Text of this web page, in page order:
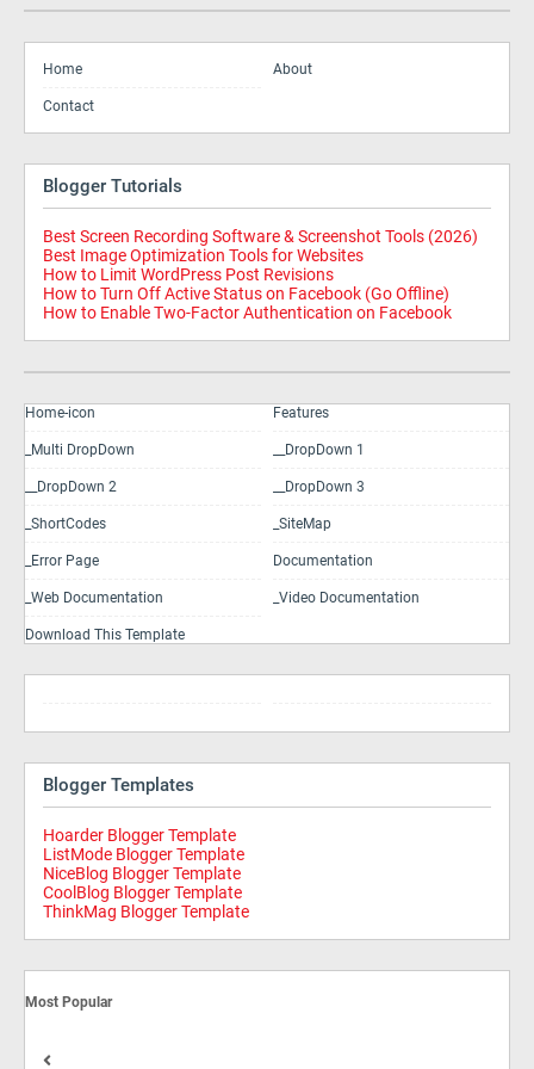
Home About
Contact
Blogger Tutorials
Best Screen Recording Software & Screenshot Tools (2026)
Best Image Optimization Tools for Websites
How to Limit WordPress Post Revisions
How to Turn Off Active Status on Facebook (Go Offline)
How to Enable Two-Factor Authentication on Facebook
Home-icon Features
_Multi DropDown __DropDown 1
__DropDown 2 __DropDown 3
_ShortCodes _SiteMap
_Error Page Documentation
_Web Documentation _Video Documentation
Download This Template
Blogger Templates
Hoarder Blogger Template
ListMode Blogger Template
NiceBlog Blogger Template
CoolBlog Blogger Template
ThinkMag Blogger Template
Most Popular